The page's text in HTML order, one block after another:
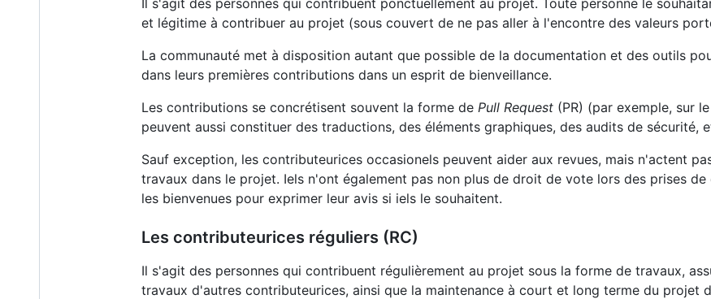
et légitime à contribuer au projet (sous couvert de ne pas aller à l'encontre des valeurs
La communauté met à disposition autant que possible de la documentation et des outils
dans leurs premières contributions dans un esprit de bienveillance.
Les contributions se concrétisent souvent la forme de Pull Request (PR) (par exemple, sur le
peuvent aussi constituer des traductions, des éléments graphiques, des audits de sécurité,
Sauf exception, les contributeurices occasionels peuvent aider aux revues, mais n'actent
travaux dans le projet. Iels n'ont également pas non plus de droit de vote lors des prises
les bienvenues pour exprimer leur avis si iels le souhaitent.
Les contributeurices réguliers (RC)
Il s'agit des personnes qui contribuent régulièrement au projet sous la forme de travaux,
travaux d'autres contributeurices, ainsi que la maintenance à court et long terme du projet